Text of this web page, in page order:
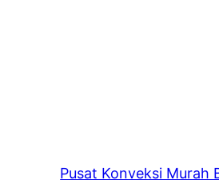
Pusat Konveksi Murah